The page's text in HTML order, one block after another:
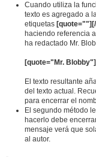
Cuando utiliza la
texto es agregado a
etiquetas
haciendo referencia
ha redactado Mr.
[quote="Mr. Blobby"]
El texto resultante
del texto actual.
para encerrar el
El segundo método
hacerlo debe
mensaje verá que
al autor.